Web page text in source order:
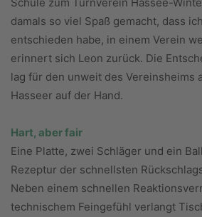
damals so viel Spaß gemacht, dass
entschieden habe, in einem Verein
erinnert sich Leon zurück. Die
lag für den unweit des Vereinsheims
Hasseer auf der Hand.
Hart, aber fair
Eine Platte, zwei Schläger und ein
Rezeptur der schnellsten
Neben einem schnellen
technischem Feingefühl verlangt